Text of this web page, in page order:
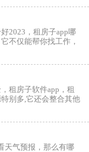
2023，租房子app哪
不仅能帮你找工作，
远近来推荐房源，价
租房子软件app，租
别多,它还会整合其他
客,通过AR技术线上就
天气预报，那么有哪